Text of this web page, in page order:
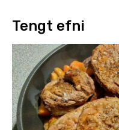
Tengt efni